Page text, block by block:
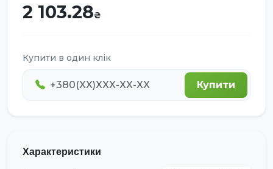
2 103.28
Купити в один клік
Купити
Характеристики